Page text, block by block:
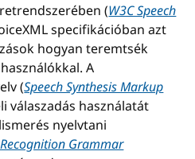
(W3C Speech
specifikációban azt
hogyan teremtsék
A
(Speech Synthesis Markup
válaszadás használatát
nyelvtani
Grammar